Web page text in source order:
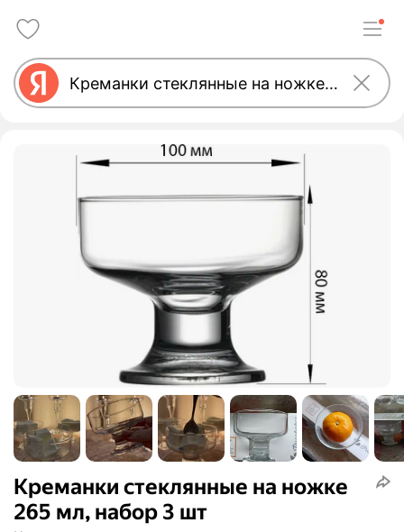
Креманки стеклянные на ножке
265 мл, набор 3 шт